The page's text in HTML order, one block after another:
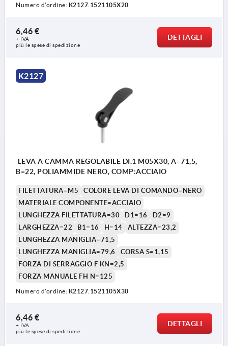
Numero d’ordine: K2127.1521105X20
6,46 €
+ IVA
più le spese di spedizione
DETTAGLI
K2127
LEVA A CAMMA REGOLABILE DI.1 M05X30, A=71,5,
B=22, POLIAMMIDE NERO, COMP:ACCIAIO
FILETTATURA=M5
COLORE LEVA DI COMANDO=NERO
MATERIALE COMPONENTE=ACCIAIO
LUNGHEZZA FILETTATURA=30
D1=16
D2=9
LARGHEZZA=22
B1=16 H=14
ALTEZZA=23,2
LUNGHEZZA MANIGLIA=71,5
LUNGHEZZA MANIGLIA=79,6
CORSA S=1,15
FORZA DI SERRAGGIO F KN=2,5
FORZA MANUALE FH N=125
Numero d’ordine: K2127.1521105X30
6,46 €
+ IVA
più le spese di spedizione
DETTAGLI